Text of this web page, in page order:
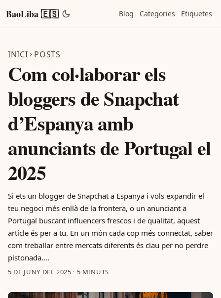
BaoLiba 🇪🇸 Blog Categories Etiquetes
INICI POSTS
Com col·laborar els
bloggers de Snapchat
d’Espanya amb
anunciants de Portugal el
2025
Si ets un blogger de Snapchat a Espanya i vols expandir el
teu negoci més enllà de la frontera, o un anunciant a
Portugal buscant influencers frescos i de qualitat, aquest
article és per a tu. En un món cada cop més connectat, saber
com treballar entre mercats diferents és clau per no perdre
pistonada....
5 DE JUNY DEL 2025 · 5 MINUTS